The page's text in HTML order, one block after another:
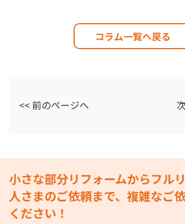
コラム一覧へ戻る
<< 前のページへ
小さな部分リフォームからフル
人さまのご依頼まで、複雑なご
ください！